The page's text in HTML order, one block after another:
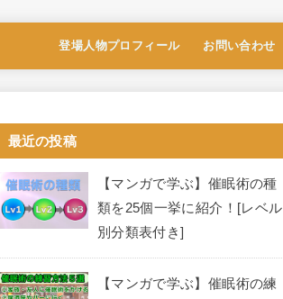
登場人物プロフィール お問い合わせ
最近の投稿
【マンガで学ぶ】催眠術の種
類を25個一挙に紹介！[レベル
別分類表付き]
【マンガで学ぶ】催眠術の練